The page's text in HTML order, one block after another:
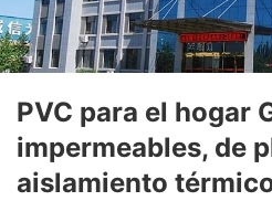
PVC para el hogar
impermeables, de
aislamiento